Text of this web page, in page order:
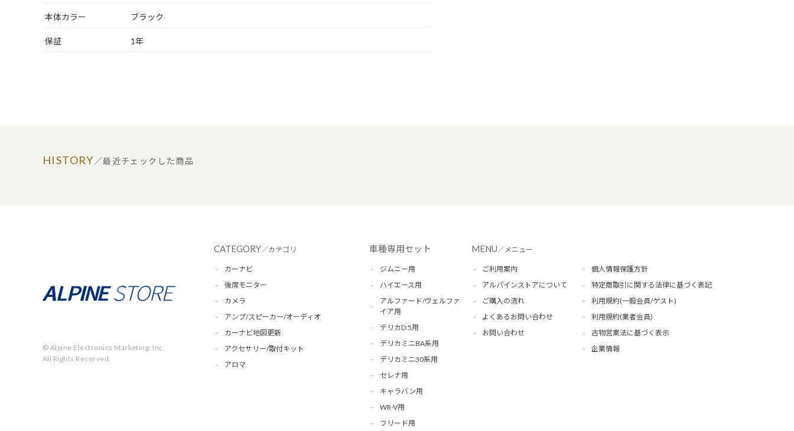
本体カラー ブラック
保証 1年
HISTORY／最近チェックした商品
© Alpine Electronics Marketing, Inc.
All Rights Reserved.
CATEGORY／カテゴリ
カーナビ
後席モニター
カメラ
アンプ/スピーカー/オーディオ
カーナビ地図更新
アクセサリー/取付キット
アロマ
車種専用セット
ジムニー用
ハイエース用
アルファード/ヴェルファ
イア用
デリカD:5用
デリカミニBA系用
デリカミニ30系用
セレナ用
キャラバン用
WR-V用
フリード用
MENU／メニュー
ご利用案内
アルパインストアについて
ご購入の流れ
よくあるお問い合わせ
お問い合わせ
個人情報保護方針
特定商取引に関する法律に基づく表記
利用規約(一般会員/ゲスト)
利用規約(業者会員)
古物営業法に基づく表示
企業情報